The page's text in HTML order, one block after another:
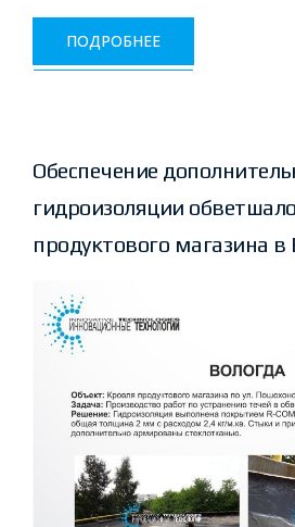
ПОДРОБНЕЕ
Обеспечение
гидроизоляции
продуктового магазина в